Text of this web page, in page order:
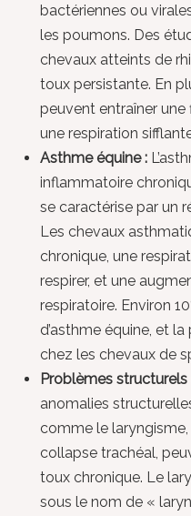
bactériennes ou
les poumons. Des
chevaux atteints de
toux persistante. En
peuvent entraîner une
une respiration
Asthme équine :
inflammatoire
se caractérise par un
Les chevaux
chronique, une
respirer, et une
respiratoire. Environ
d’asthme équine, et
chez les chevaux de
Problèmes
anomalies
comme le
collapse trachéal,
toux chronique. Le
sous le nom de «